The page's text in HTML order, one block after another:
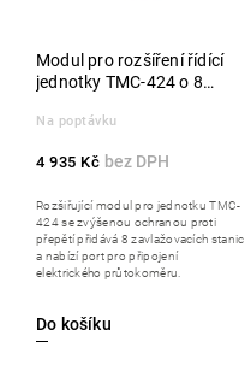
Modul pro rozšíření řídící
jednotky TMC-424 o 8
proti přepětí
Na poptávku
4 935 Kč
Do košíku
Rozšiřující modul pro jednotku TMC-
424 se zvýšenou ochranou proti
přepětí přidává 8 zavlažovacích stanic
a nabízí port pro připojení
elektrického průtokoměru.